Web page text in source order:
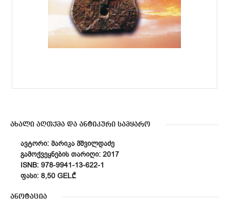
ახალი აღთქმა და ანტიკური სამყარო
ᲐᲕᲢᲝᲠᲘ: ᲛᲐᲠᲘᲙᲐ ᲛᲨᲕᲘᲚᲓᲐᲫᲔ
ᲒᲐᲛᲝᲥᲕᲔᲧᲜᲔᲑᲘᲡ ᲗᲐᲠᲘᲦᲘ: 2017
ISNB: 978-9941-13-622-1
ᲤᲐᲡᲘ: 8,50 GEL₾
ანოტაცია